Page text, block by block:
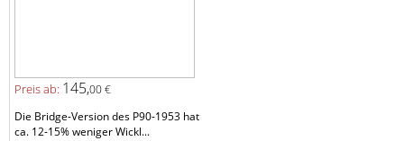
Preis ab: 145,00 €
Die Bridge-Version des P90-1953 hat
ca. 12-15% weniger Wickl...